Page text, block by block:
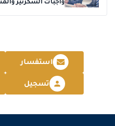
واجبات السكرتير
استفسار
تسجيل